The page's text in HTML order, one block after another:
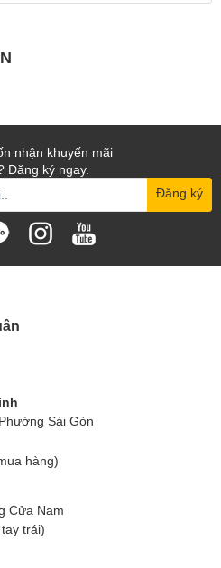
nhận khuyến mãi
Đăng ký ngay.
Đăng ký
Sài Gòn
hàng)
Cửa Nam
trái)